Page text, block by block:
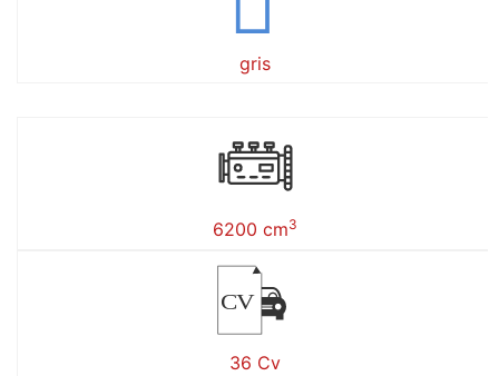
gris
6200 cm3
CV
36 Cv